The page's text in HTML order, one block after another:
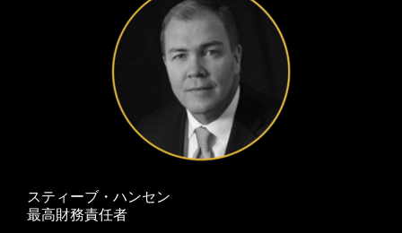
スティーブ・ハンセン
最高財務責任者